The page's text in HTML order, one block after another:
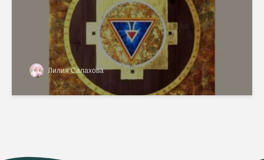
Лилия Салахова